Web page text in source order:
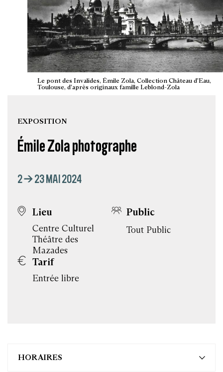
Le pont des Invalides, Émile Zola, Collection Château d'Eau,
Toulouse, d'après originaux famille Leblond-Zola
Émile Zola photographe
EXPOSITION
2 → 23 MAI 2024
Lieu
Centre Culturel
Théâtre des
Mazades
Public
Tout Public
Tarif
Entrée libre
HORAIRES